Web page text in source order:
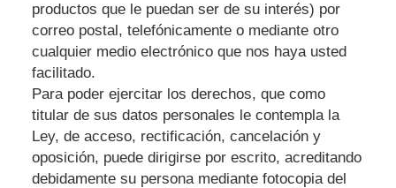
productos que le puedan ser de su interés) por
correo postal, telefónicamente o mediante otro
cualquier medio electrónico que nos haya usted
facilitado.
Para poder ejercitar los derechos, que como
titular de sus datos personales le contempla la
Ley, de acceso, rectificación, cancelación y
oposición, puede dirigirse por escrito, acreditando
debidamente su persona mediante fotocopia del